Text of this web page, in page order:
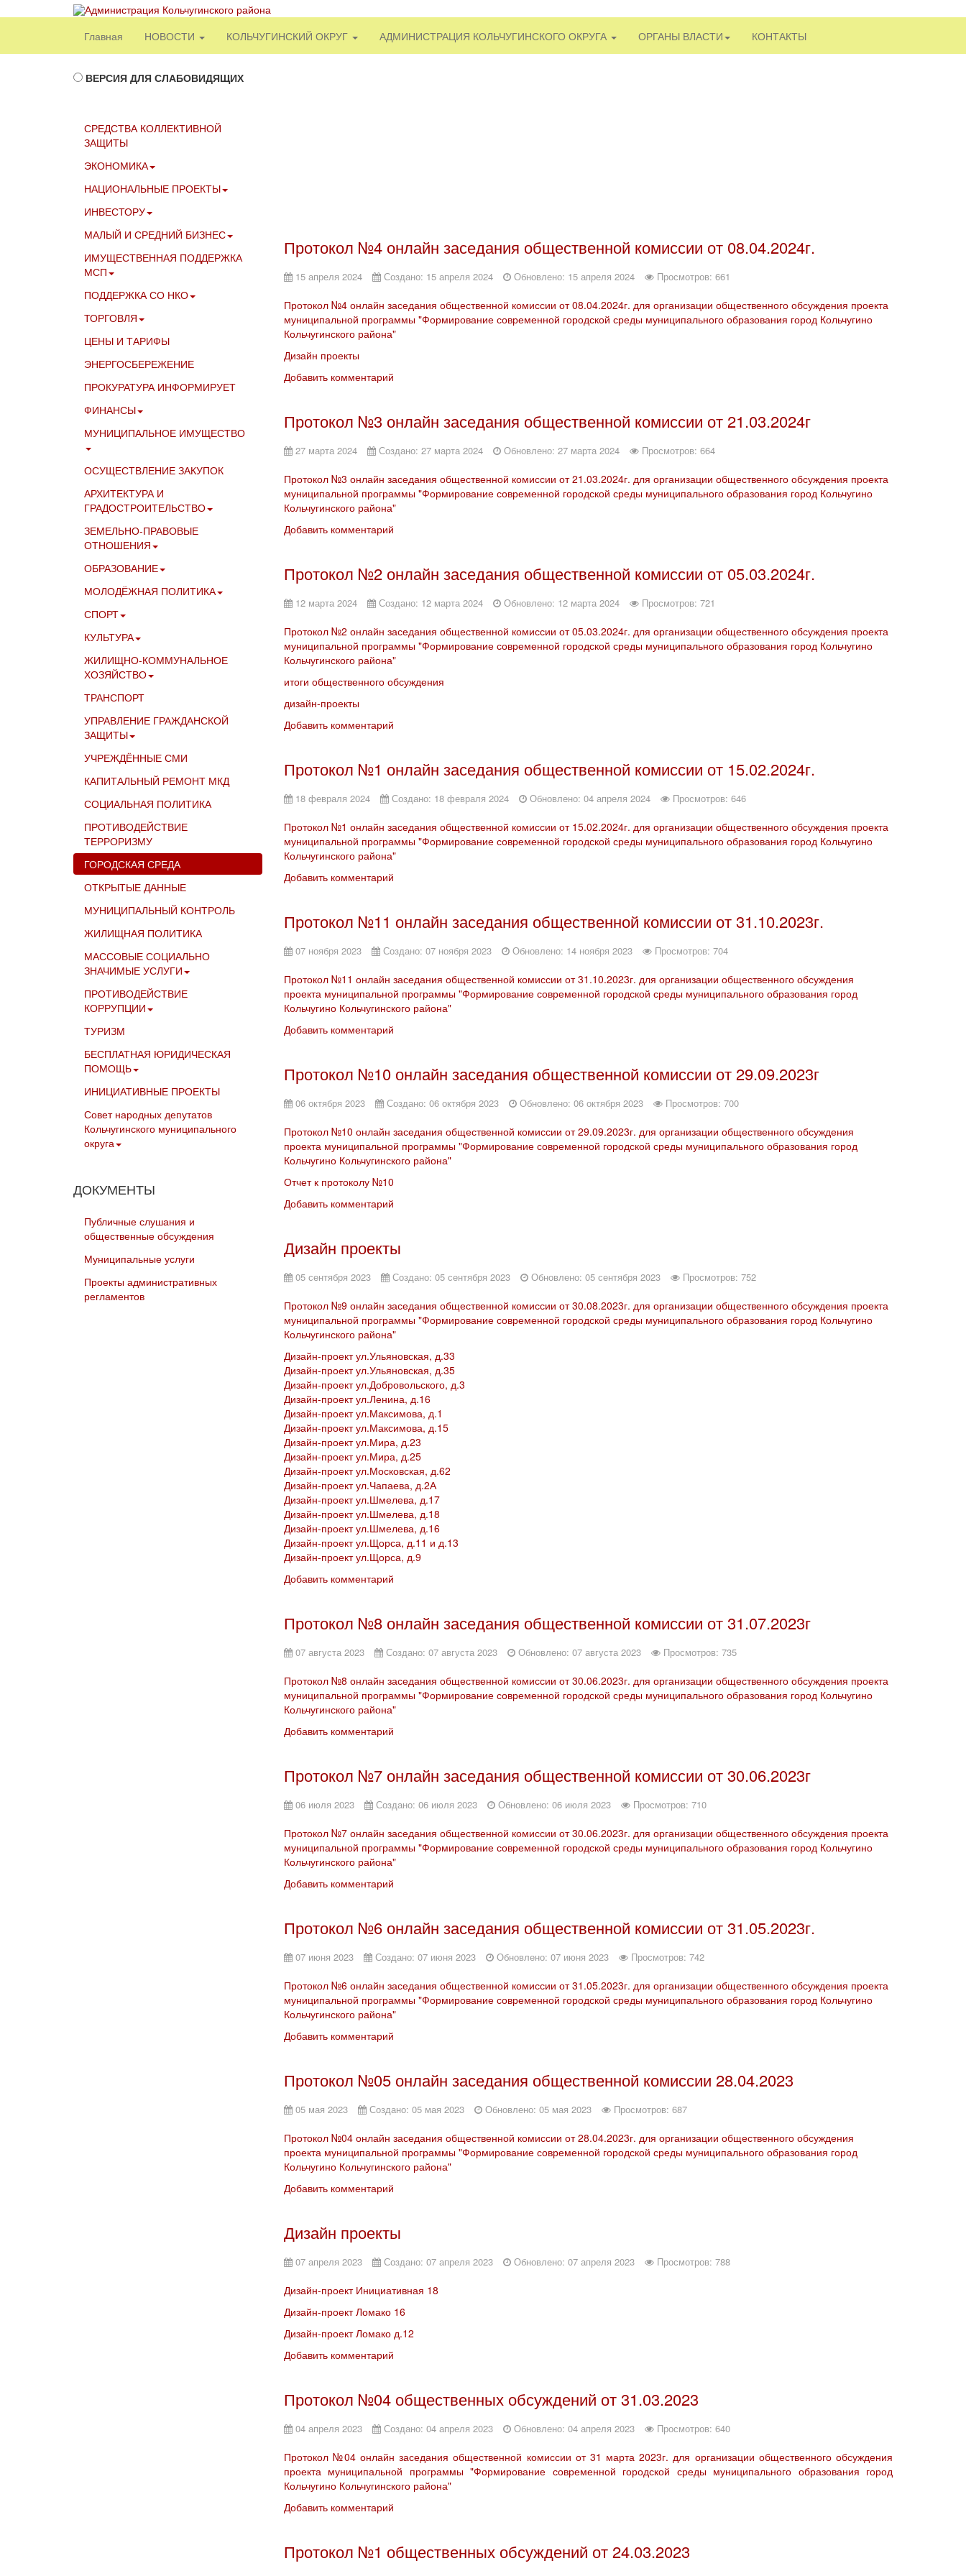
Главная НОВОСТИ КОЛЬЧУГИНСКИЙ ОКРУГ АДМИНИСТРАЦИЯ КОЛЬЧУГИНСКОГО ОКРУГА ОРГАНЫ ВЛАСТИ КОНТАКТЫ
Протокол №4 онлайн заседания общественной комиссии от 08.04.2024г.
15 апреля 2024 Создано: 15 апреля 2024 Обновлено: 15 апреля 2024 Просмотров: 661
Протокол №4 онлайн заседания общественной комиссии от 08.04.2024г. для организации общественного обсуждения проекта
муниципальной программы "Формирование современной городской среды муниципального образования город Кольчугино
Кольчугинского района"
Дизайн проекты
Добавить комментарий
Протокол №3 онлайн заседания общественной комиссии от 21.03.2024г
27 марта 2024 Создано: 27 марта 2024 Обновлено: 27 марта 2024 Просмотров: 664
Протокол №3 онлайн заседания общественной комиссии от 21.03.2024г. для организации общественного обсуждения проекта
муниципальной программы "Формирование современной городской среды муниципального образования город Кольчугино
Кольчугинского района"
Добавить комментарий
Протокол №2 онлайн заседания общественной комиссии от 05.03.2024г.
12 марта 2024 Создано: 12 марта 2024 Обновлено: 12 марта 2024 Просмотров: 721
Протокол №2 онлайн заседания общественной комиссии от 05.03.2024г. для организации общественного обсуждения проекта
муниципальной программы "Формирование современной городской среды муниципального образования город Кольчугино
Кольчугинского района"
итоги общественного обсуждения
дизайн-проекты
Добавить комментарий
Протокол №1 онлайн заседания общественной комиссии от 15.02.2024г.
18 февраля 2024 Создано: 18 февраля 2024 Обновлено: 04 апреля 2024 Просмотров: 646
Протокол №1 онлайн заседания общественной комиссии от 15.02.2024г. для организации общественного обсуждения проекта
муниципальной программы "Формирование современной городской среды муниципального образования город Кольчугино
Кольчугинского района"
Добавить комментарий
Протокол №11 онлайн заседания общественной комиссии от 31.10.2023г.
07 ноября 2023 Создано: 07 ноября 2023 Обновлено: 14 ноября 2023 Просмотров: 704
Протокол №11 онлайн заседания общественной комиссии от 31.10.2023г. для организации общественного обсуждения
проекта муниципальной программы "Формирование современной городской среды муниципального образования город
Кольчугино Кольчугинского района"
Добавить комментарий
Протокол №10 онлайн заседания общественной комиссии от 29.09.2023г
06 октября 2023 Создано: 06 октября 2023 Обновлено: 06 октября 2023 Просмотров: 700
Протокол №10 онлайн заседания общественной комиссии от 29.09.2023г. для организации общественного обсуждения
проекта муниципальной программы "Формирование современной городской среды муниципального образования город
Кольчугино Кольчугинского района"
Отчет к протоколу №10
Добавить комментарий
Дизайн проекты
05 сентября 2023 Создано: 05 сентября 2023 Обновлено: 05 сентября 2023 Просмотров: 752
Протокол №9 онлайн заседания общественной комиссии от 30.08.2023г. для организации общественного обсуждения проекта
муниципальной программы "Формирование современной городской среды муниципального образования город Кольчугино
Кольчугинского района"
Дизайн-проект ул.Ульяновская, д.33
Дизайн-проект ул.Ульяновская, д.35
Дизайн-проект ул.Добровольского, д.3
Дизайн-проект ул.Ленина, д.16
Дизайн-проект ул.Максимова, д.1
Дизайн-проект ул.Максимова, д.15
Дизайн-проект ул.Мира, д.23
Дизайн-проект ул.Мира, д.25
Дизайн-проект ул.Московская, д.62
Дизайн-проект ул.Чапаева, д.2А
Дизайн-проект ул.Шмелева, д.17
Дизайн-проект ул.Шмелева, д.18
Дизайн-проект ул.Шмелева, д.16
Дизайн-проект ул.Щорса, д.11 и д.13
Дизайн-проект ул.Щорса, д.9
Добавить комментарий
Протокол №8 онлайн заседания общественной комиссии от 31.07.2023г
07 августа 2023 Создано: 07 августа 2023 Обновлено: 07 августа 2023 Просмотров: 735
Протокол №8 онлайн заседания общественной комиссии от 30.06.2023г. для организации общественного обсуждения проекта
муниципальной программы "Формирование современной городской среды муниципального образования город Кольчугино
Кольчугинского района"
Добавить комментарий
Протокол №7 онлайн заседания общественной комиссии от 30.06.2023г
06 июля 2023 Создано: 06 июля 2023 Обновлено: 06 июля 2023 Просмотров: 710
Протокол №7 онлайн заседания общественной комиссии от 30.06.2023г. для организации общественного обсуждения проекта
муниципальной программы "Формирование современной городской среды муниципального образования город Кольчугино
Кольчугинского района"
Добавить комментарий
Протокол №6 онлайн заседания общественной комиссии от 31.05.2023г.
07 июня 2023 Создано: 07 июня 2023 Обновлено: 07 июня 2023 Просмотров: 742
Протокол №6 онлайн заседания общественной комиссии от 31.05.2023г. для организации общественного обсуждения проекта
муниципальной программы "Формирование современной городской среды муниципального образования город Кольчугино
Кольчугинского района"
Добавить комментарий
Протокол №05 онлайн заседания общественной комиссии 28.04.2023
05 мая 2023 Создано: 05 мая 2023 Обновлено: 05 мая 2023 Просмотров: 687
Протокол №04 онлайн заседания общественной комиссии от 28.04.2023г. для организации общественного обсуждения
проекта муниципальной программы "Формирование современной городской среды муниципального образования город
Кольчугино Кольчугинского района"
Добавить комментарий
Дизайн проекты
07 апреля 2023 Создано: 07 апреля 2023 Обновлено: 07 апреля 2023 Просмотров: 788
Дизайн-проект Инициативная 18
Дизайн-проект Ломако 16
Дизайн-проект Ломако д.12
Добавить комментарий
Протокол №04 общественных обсуждений от 31.03.2023
04 апреля 2023 Создано: 04 апреля 2023 Обновлено: 04 апреля 2023 Просмотров: 640
Протокол №04 онлайн заседания общественной комиссии от 31 марта 2023г. для организации общественного обсуждения
проекта муниципальной программы "Формирование современной городской среды муниципального образования город
Кольчугино Кольчугинского района"
Добавить комментарий
Протокол №1 общественных обсуждений от 24.03.2023
ВЕРСИЯ ДЛЯ СЛАБОВИДЯЩИХ
СРЕДСТВА КОЛЛЕКТИВНОЙ
ЗАЩИТЫ
ЭКОНОМИКА
НАЦИОНАЛЬНЫЕ ПРОЕКТЫ
ИНВЕСТОРУ
МАЛЫЙ И СРЕДНИЙ БИЗНЕС
ИМУЩЕСТВЕННАЯ ПОДДЕРЖКА
МСП
ПОДДЕРЖКА СО НКО
ТОРГОВЛЯ
ЦЕНЫ И ТАРИФЫ
ЭНЕРГОСБЕРЕЖЕНИЕ
ПРОКУРАТУРА ИНФОРМИРУЕТ
ФИНАНСЫ
МУНИЦИПАЛЬНОЕ ИМУЩЕСТВО
ОСУЩЕСТВЛЕНИЕ ЗАКУПОК
АРХИТЕКТУРА И
ГРАДОСТРОИТЕЛЬСТВО
ЗЕМЕЛЬНО-ПРАВОВЫЕ
ОТНОШЕНИЯ
ОБРАЗОВАНИЕ
МОЛОДЁЖНАЯ ПОЛИТИКА
СПОРТ
КУЛЬТУРА
ЖИЛИЩНО-КОММУНАЛЬНОЕ
ХОЗЯЙСТВО
ТРАНСПОРТ
УПРАВЛЕНИЕ ГРАЖДАНСКОЙ
ЗАЩИТЫ
УЧРЕЖДЁННЫЕ СМИ
КАПИТАЛЬНЫЙ РЕМОНТ МКД
СОЦИАЛЬНАЯ ПОЛИТИКА
ПРОТИВОДЕЙСТВИЕ
ТЕРРОРИЗМУ
ГОРОДСКАЯ СРЕДА
ОТКРЫТЫЕ ДАННЫЕ
МУНИЦИПАЛЬНЫЙ КОНТРОЛЬ
ЖИЛИЩНАЯ ПОЛИТИКА
МАССОВЫЕ СОЦИАЛЬНО
ЗНАЧИМЫЕ УСЛУГИ
ПРОТИВОДЕЙСТВИЕ
КОРРУПЦИИ
ТУРИЗМ
БЕСПЛАТНАЯ ЮРИДИЧЕСКАЯ
ПОМОЩЬ
ИНИЦИАТИВНЫЕ ПРОЕКТЫ
Совет народных депутатов
Кольчугинского муниципального
округа
ДОКУМЕНТЫ
Публичные слушания и
общественные обсуждения
Муниципальные услуги
Проекты административных
регламентов